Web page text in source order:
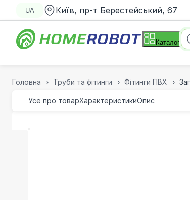
UA Київ, пр-т Берестейський, 67
Каталог
Головна Труби та фітинги Фітинги ПВХ
Усе про товарХарактеристикиОпис